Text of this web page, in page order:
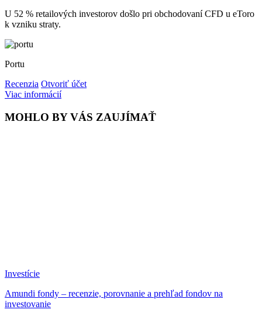
U 52 % retailových investorov došlo pri obchodovaní CFD u eToro
k vzniku straty.
Portu
Recenzia Otvoriť účet
Viac informácií
MOHLO BY VÁS ZAUJÍMAŤ
Investície
Amundi fondy – recenzie, porovnanie a prehľad fondov na
investovanie